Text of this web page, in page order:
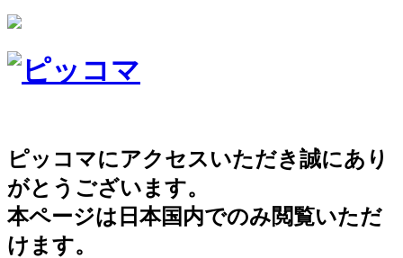
ピッコマにアクセスいただき誠にあり
がとうございます。
本ページは日本国内でのみ閲覧いただ
けます。